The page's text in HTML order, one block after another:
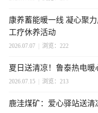
康养蓄能暖一线 凝心聚
工疗休养活动
2026.07.07 浏览：222
夏日送清凉！鲁泰热电暖
2026.07.15 浏览：213
鹿洼煤矿：爱心驿站送清